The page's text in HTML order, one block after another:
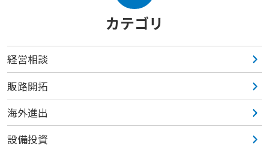
カテゴリ
経営相談
販路開拓
海外進出
設備投資